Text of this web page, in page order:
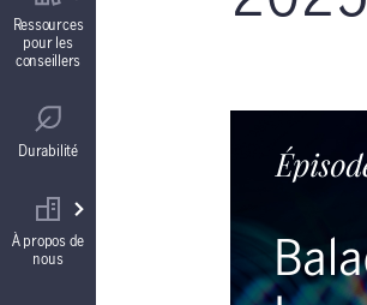
Contrats de fonds distincts
Ressources
pour les
conseillers
Durabilité
À propos de
nous